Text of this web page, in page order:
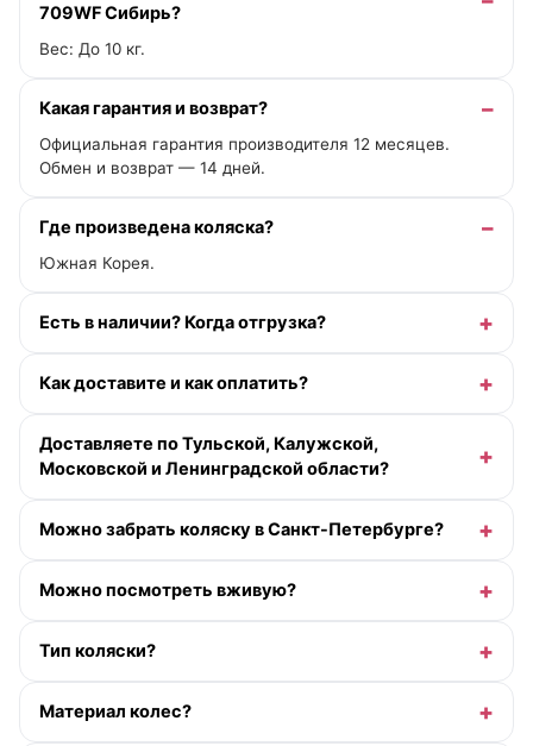
709WF Сибирь?
Вес: До 10 кг.
Какая гарантия и возврат?
Официальная гарантия производителя 12 месяцев.
Обмен и возврат — 14 дней.
Где произведена коляска?
Южная Корея.
Есть в наличии? Когда отгрузка?
Как доставите и как оплатить?
Доставляете по Тульской, Калужской,
Московской и Ленинградской области?
Можно забрать коляску в Санкт-Петербурге?
Можно посмотреть вживую?
Тип коляски?
Материал колес?